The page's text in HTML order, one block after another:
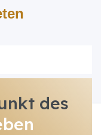
des